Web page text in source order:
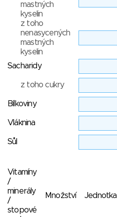
mastných
kyselin
z toho
nenasycených
mastných
kyselin
Sacharidy
z toho cukry
Bílkoviny
Vláknina
Sůl
Vitamíny
/
minerály
/
stopové
Množství Jednotka